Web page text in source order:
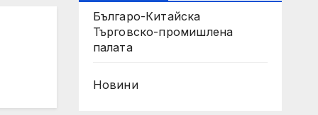
Българо-Китайска
Търговско-промишлена
палaта
Новини